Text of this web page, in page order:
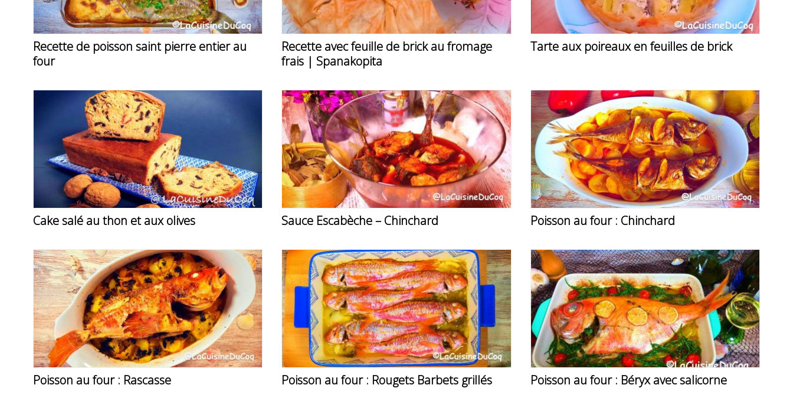
Recette de poisson saint pierre entier au
four
Recette avec feuille de brick au fromage
frais | Spanakopita
Tarte aux poireaux en feuilles de brick
Cake salé au thon et aux olives Sauce Escabèche – Chinchard Poisson au four : Chinchard
Poisson au four : Rascasse Poisson au four : Rougets Barbets grillés Poisson au four : Béryx avec salicorne